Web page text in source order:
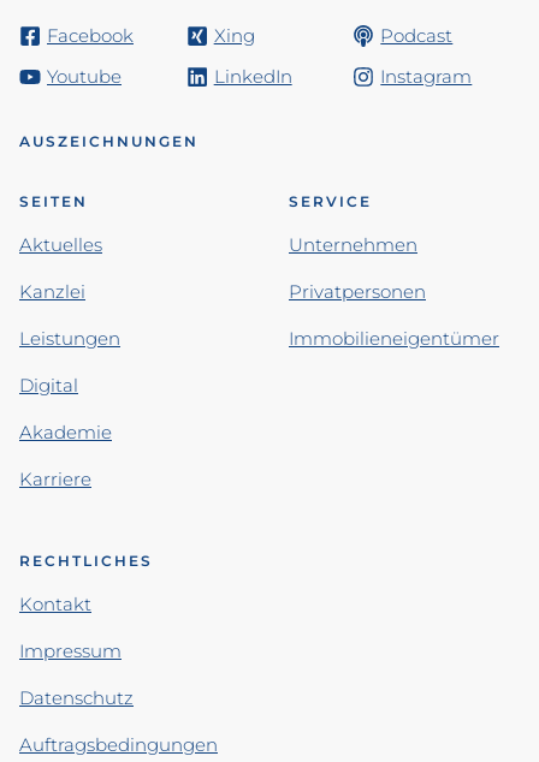
Facebook Xing
Podcast
Youtube
LinkedIn Instagram
AUSZEICHNUNGEN
SEITEN
Aktuelles
Kanzlei
Leistungen
Digital
Akademie
Karriere
SERVICE
Unternehmen
Privatpersonen
Immobilieneigentümer
RECHTLICHES
Kontakt
Impressum
Datenschutz
Auftragsbedingungen